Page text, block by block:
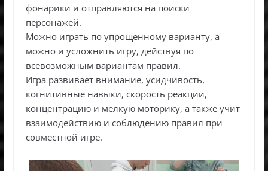
фонарики и отправляются на поиски
персонажей.
Можно играть по упрощенному варианту, а
можно и усложнить игру, действуя по
всевозможным вариантам правил.
Игра развивает внимание, усидчивость,
когнитивные навыки, скорость реакции,
концентрацию и мелкую моторику, а также учит
взаимодействию и соблюдению правил при
совместной игре.